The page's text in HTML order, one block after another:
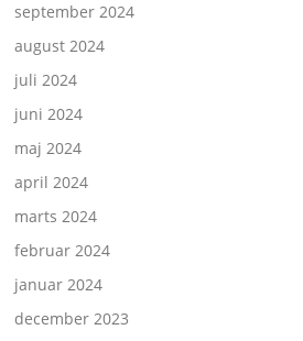
september 2024
august 2024
juli 2024
juni 2024
maj 2024
april 2024
marts 2024
februar 2024
januar 2024
december 2023